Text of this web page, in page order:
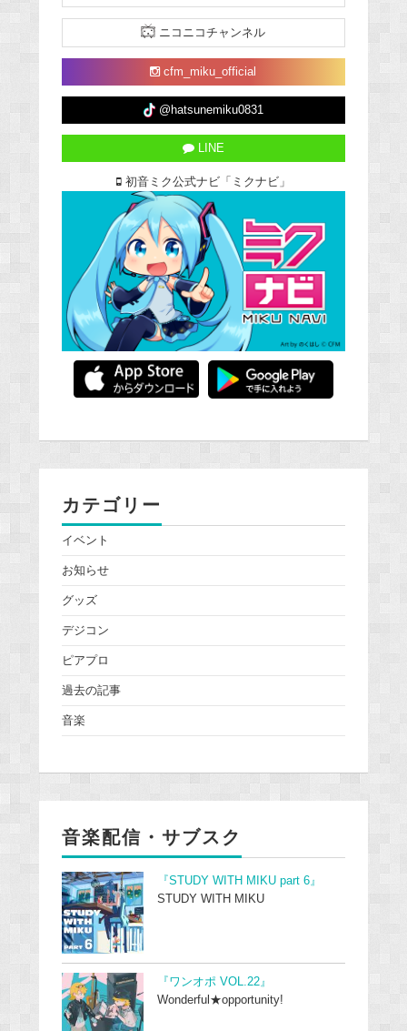
ニコニコチャンネル
cfm_miku_official
@hatsunemiku0831
LINE
初音ミク公式ナビ「ミクナビ」
カテゴリー
イベント
お知らせ
グッズ
デジコン
ピアプロ
過去の記事
音楽
音楽配信・サブスク
『STUDY WITH MIKU part 6』
STUDY WITH MIKU
『ワンオポ VOL.22』
Wonderful★opportunity!